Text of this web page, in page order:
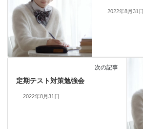
2022年8月31日
次の記事
定期テスト対策勉強会
2022年8月31日